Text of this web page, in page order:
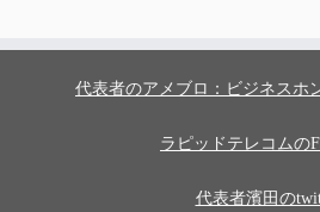
代表者のアメブロ：ビジネスホ
ラピッドテレコムの
代表者濱田の